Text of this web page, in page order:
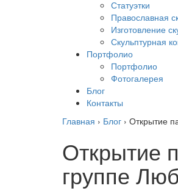
Статуэтки
Православная
Изготовление
Скульптурная
Портфолио
Портфолио
Фотогалерея
Блог
Контакты
Главная › Блог › Открытие
Открытие
группе